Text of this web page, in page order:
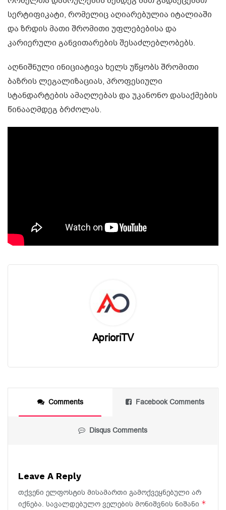
სერტიფიკატი, რომელიც აღიარებულია იტალიაში
და ზრდის მათი შრომითი უფლებებისა და
კარიერული განვითარების შესაძლებლობებს.
აღნიშნული ინიციატივა ხელს უწყობს შრომითი
ბაზრის ლეგალიზაციას, პროფესიული
სტანდარტების ამაღლებას და უკანონო დასაქმების
წინააღმდეგ ბრძოლას.
AprioriTV
Comments Facebook Comments
Disqus Comments
Leave A Reply
თქვენი ელფოსტის მისამართი გამოქვეყნებული არ
იქნება. სავალდებულო ველების მონიშვნის ნიშანი *